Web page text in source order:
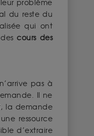
problème
du reste du
qui ont
descours des
pas à
Il ne
la demande
ressource
d’extraire